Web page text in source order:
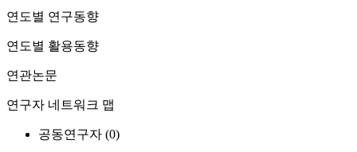
연도별 연구동향
연도별 활용동향
연관논문
연구자 네트워크 맵
공동연구자 (0)